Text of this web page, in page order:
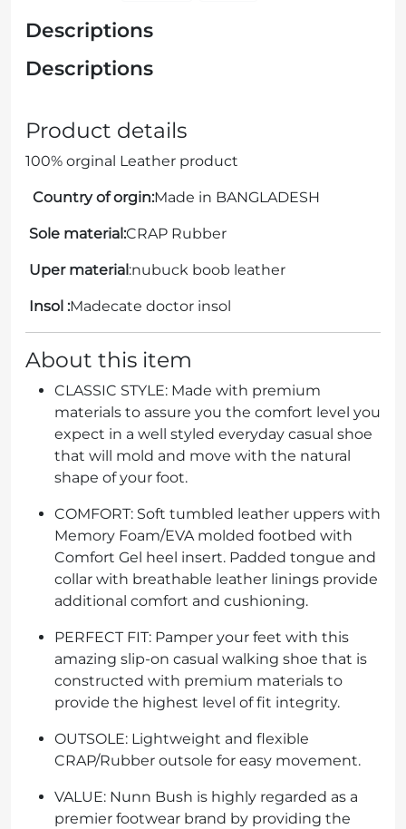
Descriptions
Descriptions
Product details
100% orginal Leather product
Country of orgin:Made in BANGLADESH
Sole material:CRAP Rubber
Uper material :nubuck boob leather
Insol :Madecate doctor insol
About this item
CLASSIC STYLE: Made with premium
materials to assure you the comfort level you
expect in a well styled everyday casual shoe
that will mold and move with the natural
shape of your foot.
COMFORT: Soft tumbled leather uppers with
Memory Foam/EVA molded footbed with
Comfort Gel heel insert. Padded tongue and
collar with breathable leather linings provide
additional comfort and cushioning.
PERFECT FIT: Pamper your feet with this
amazing slip-on casual walking shoe that is
constructed with premium materials to
provide the highest level of fit integrity.
OUTSOLE: Lightweight and flexible
CRAP/Rubber outsole for easy movement.
VALUE: Nunn Bush is highly regarded as a
premier footwear brand by providing the